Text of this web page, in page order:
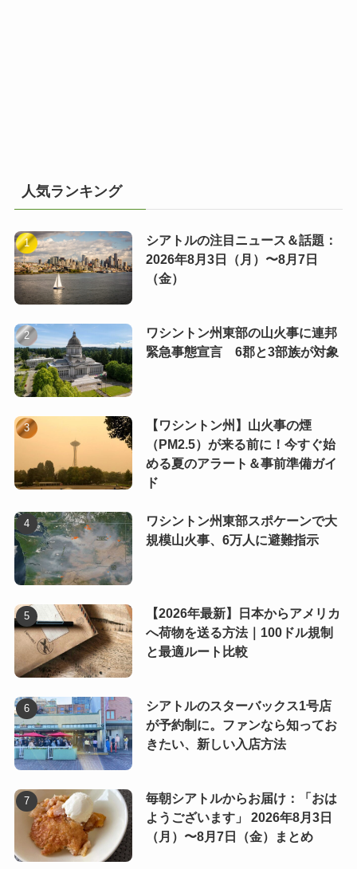
人気ランキング
シアトルの注目ニュース＆話題：
2026年8月3日（月）〜8月7日
（金）
ワシントン州東部の山火事に連邦
緊急事態宣言 6郡と3部族が対象
【ワシントン州】山火事の煙
（PM2.5）が来る前に！今すぐ始
める夏のアラート＆事前準備ガイ
ド
ワシントン州東部スポケーンで大
規模山火事、6万人に避難指示
【2026年最新】日本からアメリカ
へ荷物を送る方法｜100ドル規制
と最適ルート比較
シアトルのスターバックス1号店
が予約制に。ファンなら知ってお
きたい、新しい入店方法
毎朝シアトルからお届け：「おは
ようございます」 2026年8月3日
（月）〜8月7日（金）まとめ